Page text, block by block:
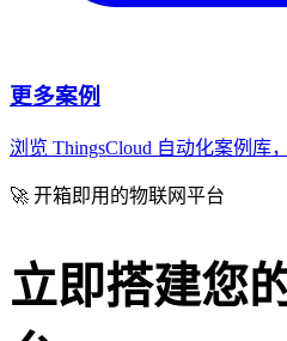
更多案例
浏览 ThingsCloud 自动化案例库
🚀 开箱即用的物联网平台
立即搭建您